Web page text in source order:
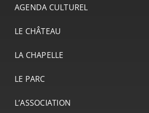
AGENDA CULTUREL
LE CHÂTEAU
LA CHAPELLE
LE PARC
L’ASSOCIATION